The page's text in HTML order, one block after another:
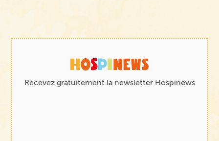
Recevez gratuitement la newsletter Hospinews